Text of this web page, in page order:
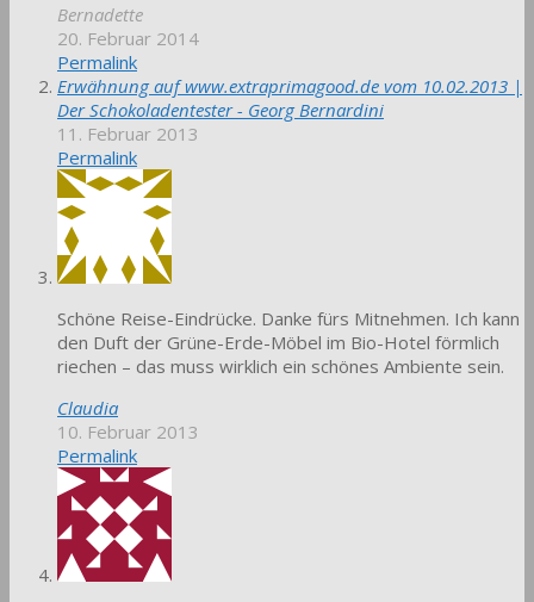
Bernadette
20. Februar 2014
Permalink
Erwähnung auf www.extraprimagood.de vom 10.02.2013 |
Der Schokoladentester - Georg Bernardini
11. Februar 2013
Permalink
Schöne Reise-Eindrücke. Danke fürs Mitnehmen. Ich kann
den Duft der Grüne-Erde-Möbel im Bio-Hotel förmlich
riechen – das muss wirklich ein schönes Ambiente sein.
Claudia
10. Februar 2013
Permalink